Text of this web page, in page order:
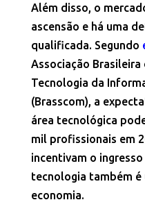
Além disso, o
ascensão e há uma
qualificada. Segundo
Associação Brasileira
Tecnologia da
(Brasscom), a
área tecnológica
mil profissionais em
incentivam o
tecnologia também é
economia.